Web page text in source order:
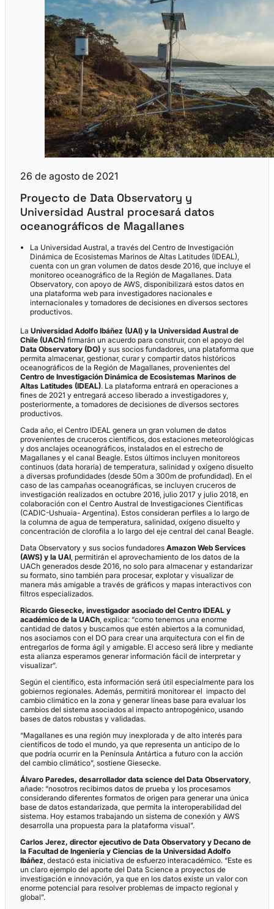
26 de agosto de 2021
Proyecto de Data Observatory y
Universidad Austral procesará datos
oceanográficos de Magallanes
La Universidad Austral, a través del Centro de Investigación
Dinámica de Ecosistemas Marinos de Altas Latitudes (IDEAL),
cuenta con un gran volumen de datos desde 2016, que incluye el
monitoreo oceanográfico de la Región de Magallanes. Data
Observatory, con apoyo de AWS, disponibilizará estos datos en
una plataforma web para investigadores nacionales e
internacionales y tomadores de decisiones en diversos sectores
productivos.
La Universidad Adolfo Ibáñez (UAI) y la Universidad Austral de
Chile (UACh) firmarán un acuerdo para construir, con el apoyo del
Data Observatory (DO) y sus socios fundadores, una plataforma que
permita almacenar, gestionar, curar y compartir datos históricos
oceanográficos de la Región de Magallanes, provenientes del
Centro de Investigación Dinámica de Ecosistemas Marinos de
Altas Latitudes (IDEAL). La plataforma entrará en operaciones a
fines de 2021 y entregará acceso liberado a investigadores y,
posteriormente, a tomadores de decisiones de diversos sectores
productivos.
Cada año, el Centro IDEAL genera un gran volumen de datos
provenientes de cruceros científicos, dos estaciones meteorológicas
y dos anclajes oceanográficos, instalados en el estrecho de
Magallanes y el canal Beagle. Estos últimos incluyen monitoreos
continuos (data horaria) de temperatura, salinidad y oxígeno disuelto
a diversas profundidades (desde 50m a 300m de profundidad). En el
caso de las campañas oceanográficas, se incluyen cruceros de
investigación realizados en octubre 2016, julio 2017 y julio 2018, en
colaboración con el Centro Austral de Investigaciones Científicas
(CADIC-Ushuaia- Argentina). Estos consideran perfiles a lo largo de
la columna de agua de temperatura, salinidad, oxígeno disuelto y
concentración de clorofila a lo largo del eje central del canal Beagle.
Data Observatory y sus socios fundadores Amazon Web Services
(AWS) y la UAI, permitirán el aprovechamiento de los datos de la
UACh generados desde 2016, no solo para almacenar y estandarizar
su formato, sino también para procesar, explotar y visualizar de
manera más amigable a través de gráficos y mapas interactivos con
filtros especializados.
Ricardo Giesecke, investigador asociado del Centro IDEAL y
académico de la UACh, explica: “como tenemos una enorme
cantidad de datos y buscamos que estén abiertos a la comunidad,
nos asociamos con el DO para crear una arquitectura con el fin de
entregarlos de forma ágil y amigable. El acceso será libre y mediante
esta alianza esperamos generar información fácil de interpretar y
visualizar”.
Según el científico, esta información será útil especialmente para los
gobiernos regionales. Además, permitirá monitorear el impacto del
cambio climático en la zona y generar líneas base para evaluar los
cambios del sistema asociados al impacto antropogénico, usando
bases de datos robustas y validadas.
“Magallanes es una región muy inexplorada y de alto interés para
científicos de todo el mundo, ya que representa un anticipo de lo
que podría ocurrir en la Península Antártica a futuro con la acción
del cambio climático”, sostiene Giesecke.
Álvaro Paredes, desarrollador data science del Data Observatory,
añade: “nosotros recibimos datos de prueba y los procesamos
considerando diferentes formatos de origen para generar una única
base de datos estandarizada, que permita la interoperabilidad del
sistema. Hoy estamos trabajando un sistema de conexión y AWS
desarrolla una propuesta para la plataforma visual”.
Carlos Jerez, director ejecutivo de Data Observatory y Decano de
la Facultad de Ingeniería y Ciencias de la Universidad Adolfo
Ibáñez, destacó esta iniciativa de esfuerzo interacadémico. “Este es
un claro ejemplo del aporte del Data Science a proyectos de
investigación e innovación, ya que en los datos existe un valor con
enorme potencial para resolver problemas de impacto regional y
global”.